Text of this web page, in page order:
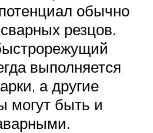
обычно
резцов.
выполняется
а другие
могут быть и